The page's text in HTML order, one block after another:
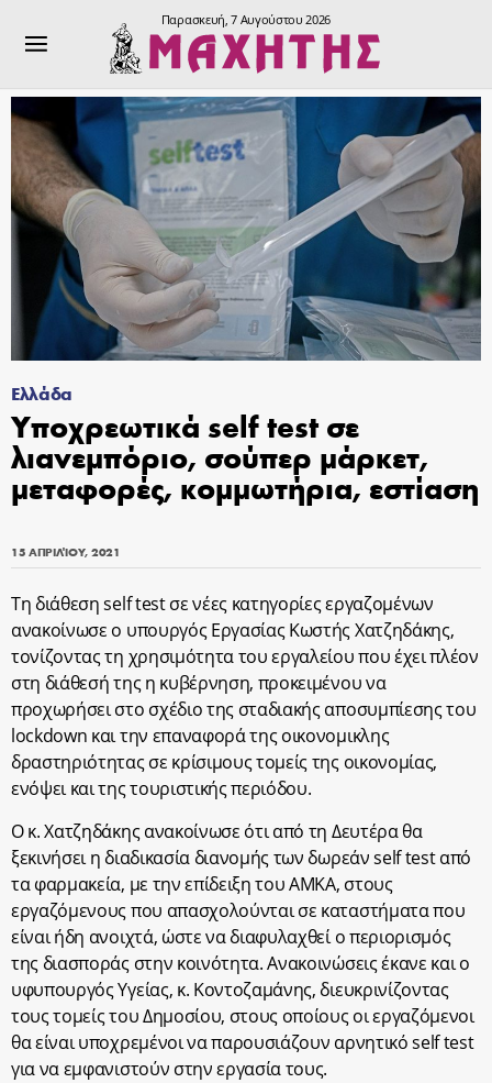
Παρασκευή, 7 Αυγούστου 2026
Ελλάδα
Υποχρεωτικά self test σε
λιανεμπόριο, σούπερ μάρκετ,
μεταφορές, κομμωτήρια, εστίαση
15 ΑΠΡΙΛΊΟΥ, 2021
Τη διάθεση self test σε νέες κατηγορίες εργαζομένων
ανακοίνωσε ο υπουργός Εργασίας Κωστής Χατζηδάκης,
τονίζοντας τη χρησιμότητα του εργαλείου που έχει πλέον
στη διάθεσή της η κυβέρνηση, προκειμένου να
προχωρήσει στο σχέδιο της σταδιακής αποσυμπίεσης του
lockdown και την επαναφορά της οικονομικλης
δραστηριότητας σε κρίσιμους τομείς της οικονομίας,
ενόψει και της τουριστικής περιόδου.
Ο κ. Χατζηδάκης ανακοίνωσε ότι από τη Δευτέρα θα
ξεκινήσει η διαδικασία διανομής των δωρεάν self test από
τα φαρμακεία, με την επίδειξη του ΑΜΚΑ, στους
εργαζόμενους που απασχολούνται σε καταστήματα που
είναι ήδη ανοιχτά, ώστε να διαφυλαχθεί ο περιορισμός
της διασποράς στην κοινότητα. Ανακοινώσεις έκανε και ο
υφυπουργός Υγείας, κ. Κοντοζαμάνης, διευκρινίζοντας
τους τομείς του Δημοσίου, στους οποίους οι εργαζόμενοι
θα είναι υποχρεμένοι να παρουσιάζουν αρνητικό self test
για να εμφανιστούν στην εργασία τους.